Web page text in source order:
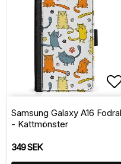
Samsung Galaxy A16 Fodral
- Kattmönster
349 SEK